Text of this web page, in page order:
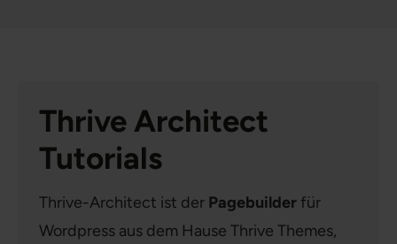
Thrive Architect
Tutorials
Thrive-Architect ist der Pagebuilderfür
Wordpress aus dem Hause Thrive Themes,